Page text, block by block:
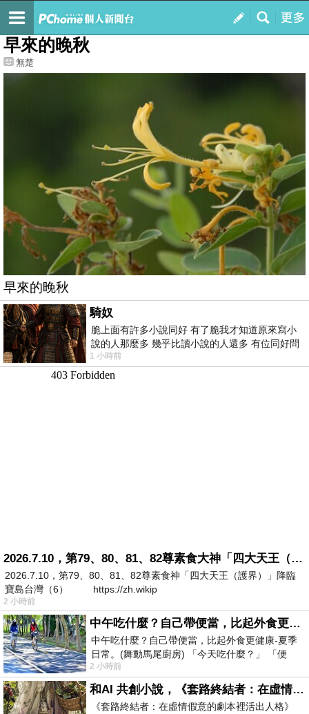
我的
最新文章
早來的晚秋
無楚
早來的晚秋
騎奴
脆上面有許多小說同好 有了脆我才知道原來寫小
說的人那麼多 幾乎比讀小說的人還多 有位同好問
了一個問題 她說為什麼高中文學獎的
1 小時前
2026.7.10，第79、80、81、82尊素食大神「四大天王（護界）」降臨寶島台灣（6）
2026.7.10，第79、80、81、82尊素食神「四大天王（護界）」降臨
寶島台灣（6） https://zh.wikip
2 小時前
中午吃什麼？自己帶便當，比起外食更健康-夏季日常。(舞動馬尾廚房)
中午吃什麼？自己帶便當，比起外食更健康-夏季
日常。(舞動馬尾廚房) 「今天吃什麼？」 「便
當？麵？還是炒飯？」 每天都在選擇
2 小時前
和AI 共創小說，《套路終結者：在虛情假意的劇本裡活出人格》
《套路終結者：在虛情假意的劇本裡活出人格》